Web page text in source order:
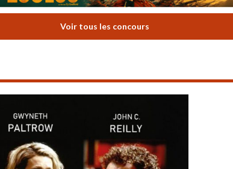
Voir tous les concours